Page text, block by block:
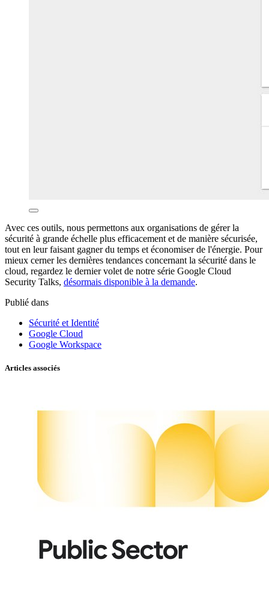
Avec ces outils, nous permettons aux organisations de gérer la
sécurité à grande échelle plus efficacement et de manière sécurisée,
tout en leur faisant gagner du temps et économiser de l'énergie. Pour
mieux cerner les dernières tendances concernant la sécurité dans le
cloud, regardez le dernier volet de notre série Google Cloud
Security Talks, désormais disponible à la demande.
Publié dans
Sécurité et Identité
Google Cloud
Google Workspace
Articles associés